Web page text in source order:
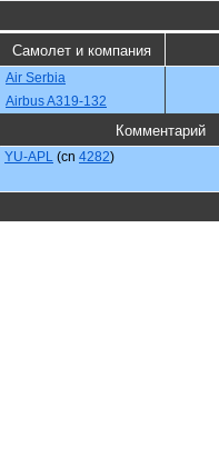
Самолет и компания
Air Serbia
Airbus A319-132
Комментарий
YU-APL (cn 4282)